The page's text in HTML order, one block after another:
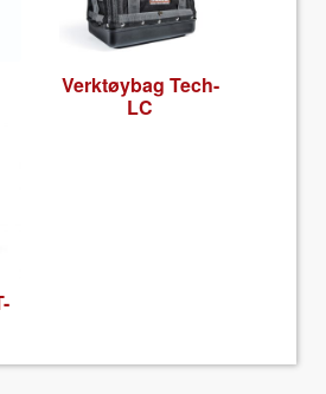
Verk­tøy­bag Tech-
LC